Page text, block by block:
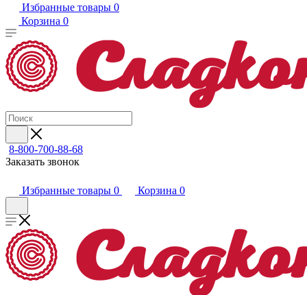
Избранные товары 0
Корзина 0
8-800-700-88-68
Заказать звонок
Избранные товары 0 Корзина 0